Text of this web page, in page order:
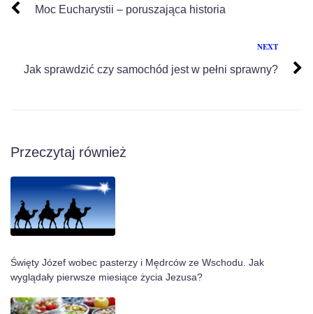
Moc Eucharystii – poruszająca historia
NEXT
Jak sprawdzić czy samochód jest w pełni sprawny?
Przeczytaj również
Święty Józef wobec pasterzy i Mędrców ze Wschodu. Jak
wyglądały pierwsze miesiące życia Jezusa?